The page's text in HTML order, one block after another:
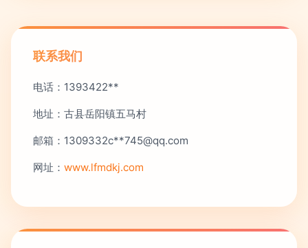
联系我们
电话：1393422**
地址：古县岳阳镇五马村
邮箱：1309332c**745@qq.com
网址： www.lfmdkj.com